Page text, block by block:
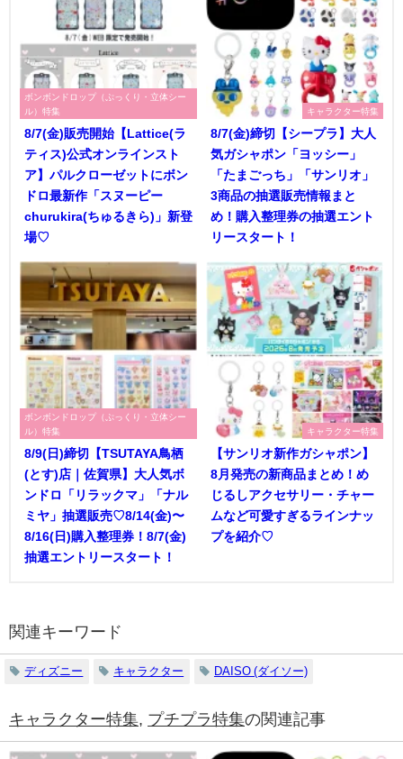
ボンボンドロップ（ぷっくり・立体シー
ル）特集
8/7(金)販売開始【Lattice(ラ
ティス)公式オンラインスト
ア】パルクローゼットにボン
ドロ最新作「スヌーピー
churukira(ちゅるきら)」新登
場♡
キャラクター特集
8/7(金)締切【シープラ】大人
気ガシャポン「ヨッシー」
「たまごっち」「サンリオ」
3商品の抽選販売情報まと
め！購入整理券の抽選エント
リースタート！
ボンボンドロップ（ぷっくり・立体シー
ル）特集
8/9(日)締切【TSUTAYA鳥栖
(とす)店｜佐賀県】大人気ボ
ンドロ「リラックマ」「ナル
ミヤ」抽選販売♡8/14(金)〜
8/16(日)購入整理券！8/7(金)
抽選エントリースタート！
キャラクター特集
【サンリオ新作ガシャポン】
8月発売の新商品まとめ！め
じるしアクセサリー・チャー
ムなど可愛すぎるラインナッ
プを紹介♡
関連キーワード
ディズニー キャラクター DAISO (ダイソー)
キャラクター特集, プチプラ特集の関連記事